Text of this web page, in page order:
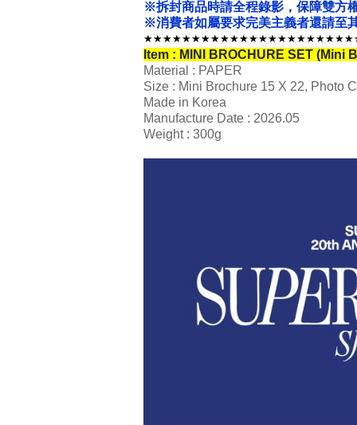
※拆封商品時請全程錄影，保障雙方
※消費者如屬要求完美主義者還請至
Item : MINI BROCHURE SET
Material : PAPER
Size : Mini Brochure 15 X 22, Photo
Made in Korea
Manufacture Date : 2026.05
Weight : 300g